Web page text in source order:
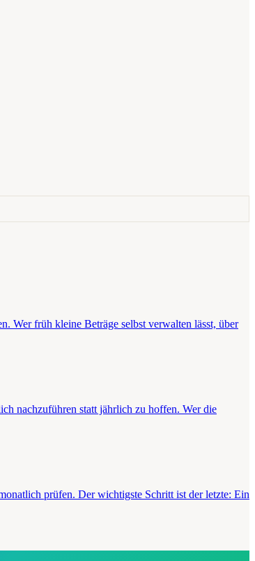
Wer früh kleine Beträge selbst verwalten lässt, über
nachzuführen statt jährlich zu hoffen. Wer die
prüfen. Der wichtigste Schritt ist der letzte: Ein